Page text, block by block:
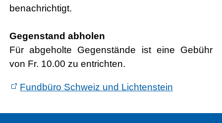
benachrichtigt.
Gegenstand abholen
Für abgeholte Gegenstände ist eine Gebühr
von Fr. 10.00 zu entrichten.
Fundbüro Schweiz und Lichtenstein